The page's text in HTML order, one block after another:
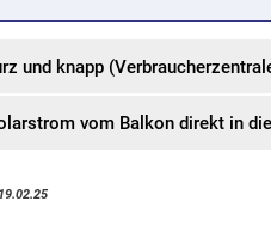
und knapp
vom Balkon direkt in